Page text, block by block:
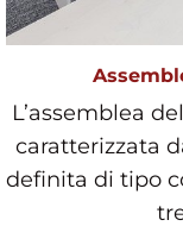
L’assemblea
caratterizzata
definita di tipo